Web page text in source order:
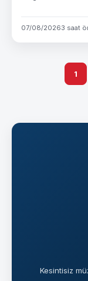
07/08/20263 saat
1
Kesintisiz